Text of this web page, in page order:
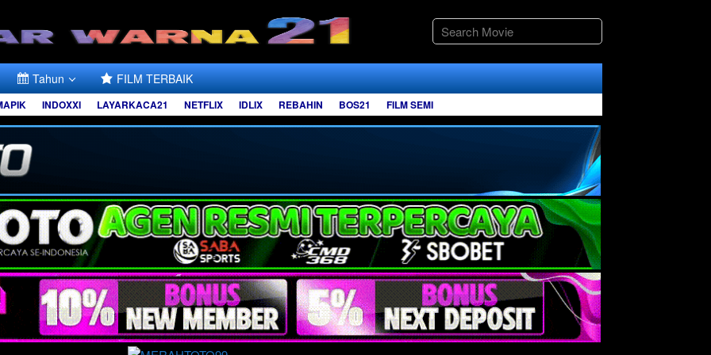
Tahun FILM TERBAIK
INDOXXI LAYARKACA21 NETFLIX IDLIX REBAHIN BOS21 FILM SEMI